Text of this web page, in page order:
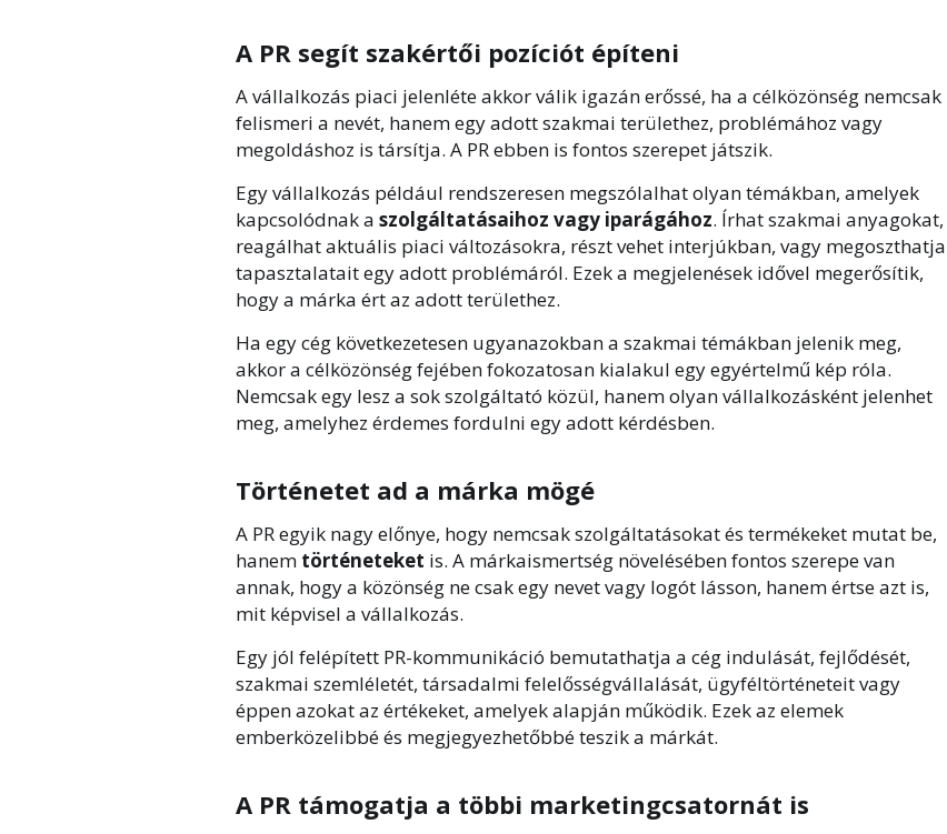
A PR segít szakértői pozíciót építeni
A vállalkozás piaci jelenléte akkor válik igazán erőssé, ha a célközönség nemcsak
felismeri a nevét, hanem egy adott szakmai területhez, problémához vagy
megoldáshoz is társítja. A PR ebben is fontos szerepet játszik.
Egy vállalkozás például rendszeresen megszólalhat olyan témákban, amelyek
kapcsolódnak a szolgáltatásaihoz vagy iparágához. Írhat szakmai anyagokat,
reagálhat aktuális piaci változásokra, részt vehet interjúkban, vagy megoszthatja
tapasztalatait egy adott problémáról. Ezek a megjelenések idővel megerősítik,
hogy a márka ért az adott területhez.
Ha egy cég következetesen ugyanazokban a szakmai témákban jelenik meg,
akkor a célközönség fejében fokozatosan kialakul egy egyértelmű kép róla.
Nemcsak egy lesz a sok szolgáltató közül, hanem olyan vállalkozásként jelenhet
meg, amelyhez érdemes fordulni egy adott kérdésben.
Történetet ad a márka mögé
A PR egyik nagy előnye, hogy nemcsak szolgáltatásokat és termékeket mutat be,
hanem történeteket is. A márkaismertség növelésében fontos szerepe van
annak, hogy a közönség ne csak egy nevet vagy logót lásson, hanem értse azt is,
mit képvisel a vállalkozás.
Egy jól felépített PR-kommunikáció bemutathatja a cég indulását, fejlődését,
szakmai szemléletét, társadalmi felelősségvállalását, ügyféltörténeteit vagy
éppen azokat az értékeket, amelyek alapján működik. Ezek az elemek
emberközelibbé és megjegyezhetőbbé teszik a márkát.
A PR támogatja a többi marketingcsatornát is